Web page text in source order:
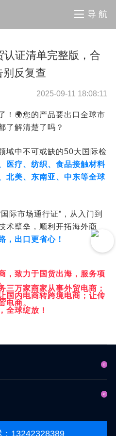
导 航
认证清单完整版，合
别反复查
2025-09-11 18:08:11
！🌍您的产品要出口全球市
了解清楚了吗？
域中不可或缺的50大国际检
医疗、纺织、食品接触材料
北美、东南亚、中东等全球
际市场通行证”，从入门到
术壁垒，顺利开拓海外商
，出口更省心！
，致力于国货出海，服务项
三万家商家从事外贸电商；
国内电商转跨境电商；让传
电商。
全球绽放！
：13242328389